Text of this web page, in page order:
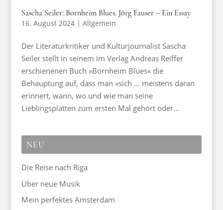
Sascha Seiler: Bornheim Blues. Jörg Fauser – Ein Essay
16. August 2024| Allgemein
Der Literaturkritiker und Kulturjournalist Sascha
Seiler stellt in seinem im Verlag Andreas Reiffer
erschienenen Buch »Bornheim Blues« die
Behauptung auf, dass man »sich … meistens daran
erinnert, wann, wo und wie man seine
Lieblingsplatten zum ersten Mal gehört oder...
NEU
Die Reise nach Riga
Über neue Musik
Mein perfektes Amsterdam